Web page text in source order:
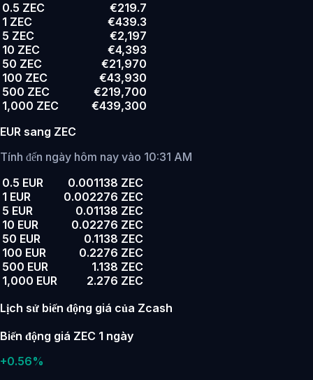
0.5 ZEC
€219.7
1 ZEC
€439.3
5 ZEC
€2,197
10 ZEC
€4,393
50 ZEC
€21,970
100 ZEC
€43,930
500 ZEC
€219,700
1,000 ZEC
€439,300
EUR sang ZEC
Tính đến ngày hôm nay vào 10:31 AM
0.5 EUR
0.001138 ZEC
1 EUR
0.002276 ZEC
5 EUR
0.01138 ZEC
10 EUR
0.02276 ZEC
50 EUR
0.1138 ZEC
100 EUR
0.2276 ZEC
500 EUR
1.138 ZEC
1,000 EUR
2.276 ZEC
Lịch sử biến động giá của Zcash
Biến động giá ZEC 1 ngày
+0.56%